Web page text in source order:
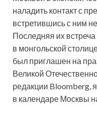
наладить контакт с
встретившись с ним
Последняя их
в монгольской
был приглашен на
Великой
редакции Bloomberg,
в календаре Москвы